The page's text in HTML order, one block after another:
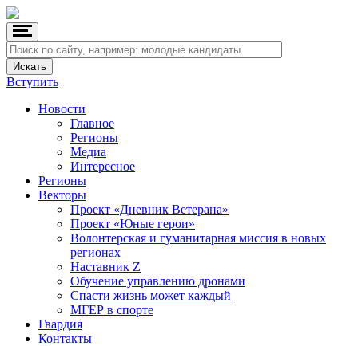
Вступить
Новости
Главное
Регионы
Медиа
Интересное
Регионы
Векторы
Проект «Дневник Ветерана»
Проект «Юные герои»
Волонтерская и гуманитарная миссия в новых
регионах
Наставник Z
Обучение управлению дронами
Спасти жизнь может каждый
МГЕР в спорте
Гвардия
Контакты